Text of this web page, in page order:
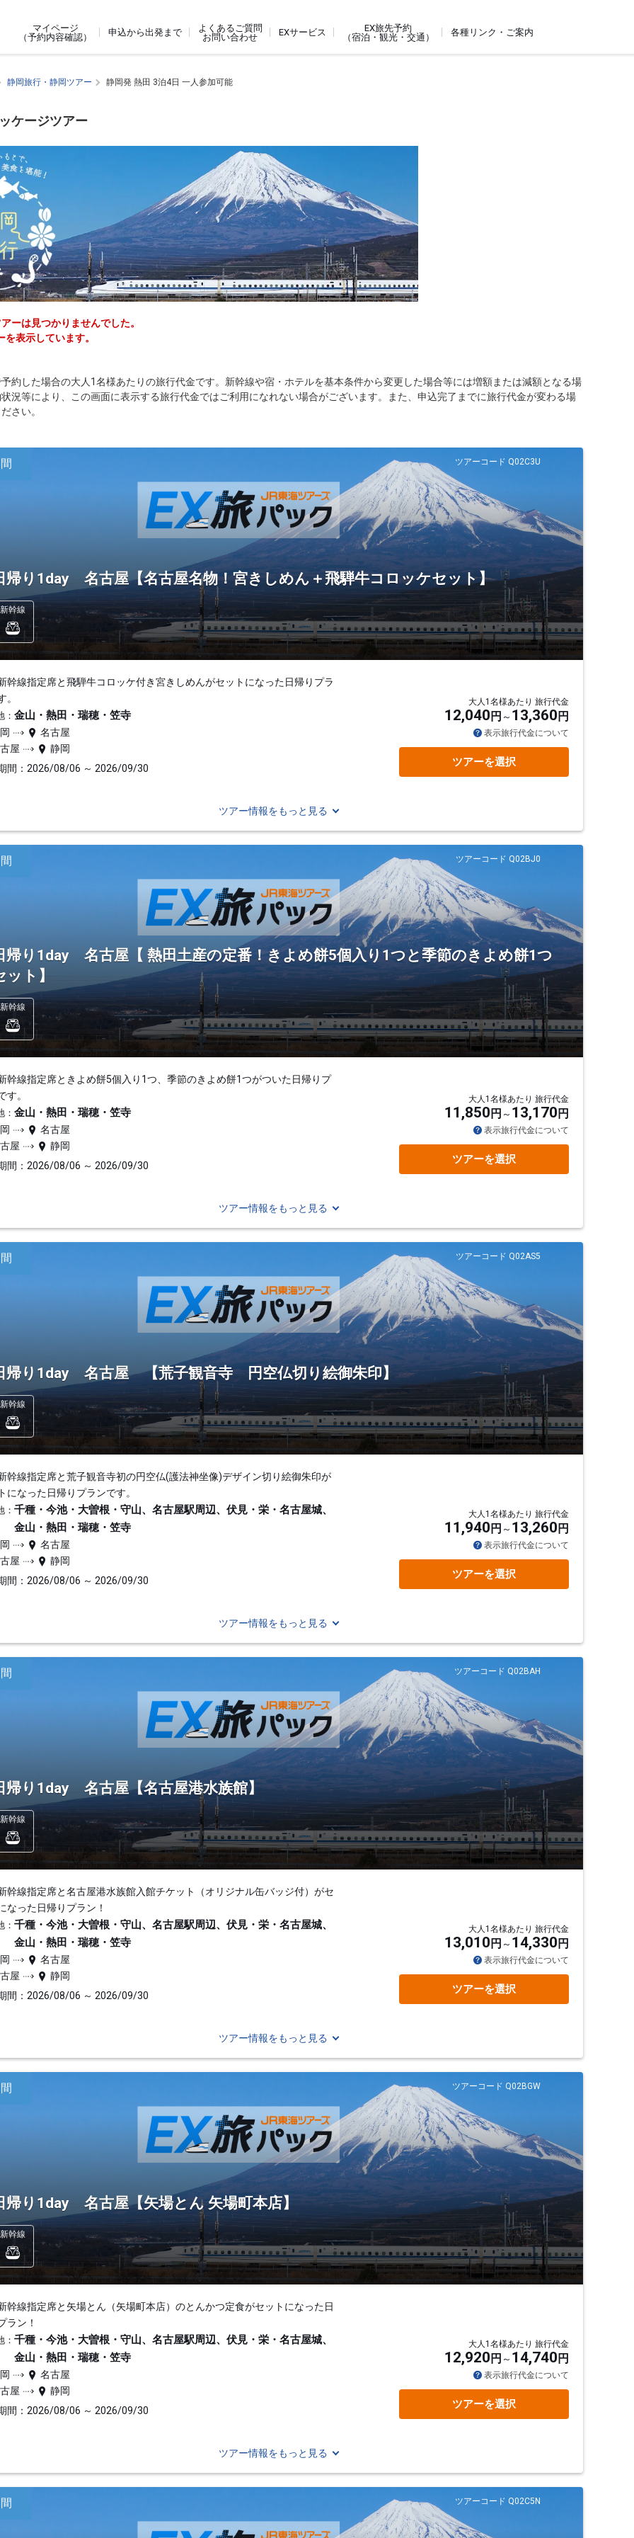
マイページ
（予約内容確認）
申込から出発まで
よくあるご質問
お問い合わせ
EXサービス
EX旅先予約
（宿泊・観光・交通）
各種リンク・ご案内
静岡旅行・静岡ツアー 静岡発 熱田 3泊4日 一人参加可能
ケージツアー
ーは見つかりませんでした。
表示しています。
約した場合の大人1名様あたりの旅行代金です。新幹線や宿・ホテルを基本条件から変更した場合等には増額または減額となる場
況等により、この画面に表示する旅行代金ではご利用になれない場合がございます。また、申込完了までに旅行代金が変わる場
さい。
ツアーコード Q02C3U
帰り1day 名古屋【名古屋名物！宮きしめん＋飛騨牛コロッケセット】
新幹線
幹線指定席と飛騨牛コロッケ付き宮きしめんがセットになった日帰りプラ
。
： 金山・熱田・瑞穂・笠寺
名古屋
屋
静岡
間：2026/08/06 ～ 2026/09/30
大人1名様あたり 旅行代金
12,040 円 13,360 円
表示旅行代金について
ツアーを選択
ツアー情報をもっと見る
ツアーコード Q02BJ0
帰り1day 名古屋【 熱田土産の定番！きよめ餅5個入り1つと季節のきよめ餅1つ
ット】
新幹線
幹線指定席ときよめ餅5個入り1つ、季節のきよめ餅1つがついた日帰りプ
す。
： 金山・熱田・瑞穂・笠寺
名古屋
屋
静岡
間：2026/08/06 ～ 2026/09/30
大人1名様あたり 旅行代金
11,850 円 13,170 円
表示旅行代金について
ツアーを選択
ツアー情報をもっと見る
ツアーコード Q02AS5
帰り1day 名古屋 【荒子観音寺 円空仏切り絵御朱印】
新幹線
幹線指定席と荒子観音寺初の円空仏(護法神坐像)デザイン切り絵御朱印が
になった日帰りプランです。
： 千種・今池・大曽根・守山、名古屋駅周辺、伏見・栄・名古屋城、
金山・熱田・瑞穂・笠寺
名古屋
屋
静岡
間：2026/08/06 ～ 2026/09/30
大人1名様あたり 旅行代金
11,940 円 13,260 円
表示旅行代金について
ツアーを選択
ツアー情報をもっと見る
ツアーコード Q02BAH
帰り1day 名古屋【名古屋港水族館】
新幹線
幹線指定席と名古屋港水族館入館チケット（オリジナル缶バッジ付）がセ
なった日帰りプラン！
： 千種・今池・大曽根・守山、名古屋駅周辺、伏見・栄・名古屋城、
金山・熱田・瑞穂・笠寺
名古屋
屋
静岡
間：2026/08/06 ～ 2026/09/30
大人1名様あたり 旅行代金
13,010 円 14,330 円
表示旅行代金について
ツアーを選択
ツアー情報をもっと見る
ツアーコード Q02BGW
帰り1day 名古屋【矢場とん 矢場町本店】
新幹線
幹線指定席と矢場とん（矢場町本店）のとんかつ定食がセットになった日
ラン！
： 千種・今池・大曽根・守山、名古屋駅周辺、伏見・栄・名古屋城、
金山・熱田・瑞穂・笠寺
名古屋
屋
静岡
間：2026/08/06 ～ 2026/09/30
大人1名様あたり 旅行代金
12,920 円 14,740 円
表示旅行代金について
ツアーを選択
ツアー情報をもっと見る
ツアーコード Q02C5N